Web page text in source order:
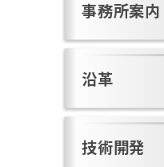
事務所案内
沿革
技術開発